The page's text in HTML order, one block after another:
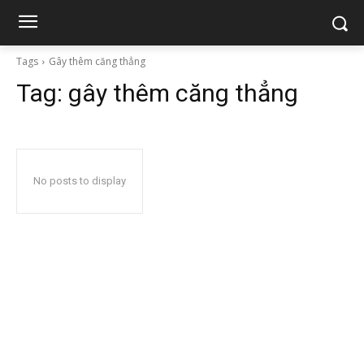
Tags Gây thêm căng thẳng
Tag: gây thêm căng thẳng
No posts to display